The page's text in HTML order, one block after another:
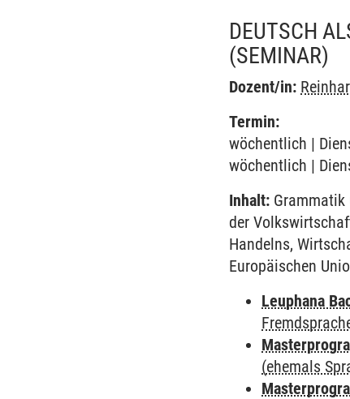
DEUTSCH
(SEMINAR)
Dozent/in:
Termin:
wöchentlich |
wöchentlich |
Inhalt: Grammatik
der
Handelns,
Europäischen
Leuphana
(ehemals